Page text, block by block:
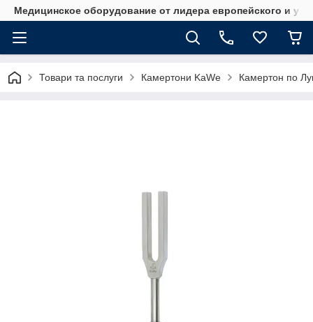
Медицинское оборудование от лидера европейского и
Товари та послуги Камертони KaWe Камертон по